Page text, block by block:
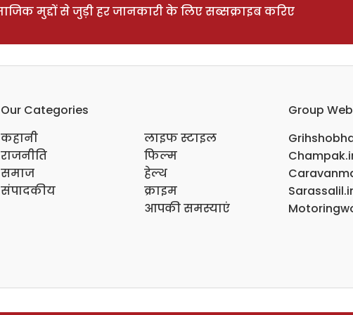
मुद्दों से जुड़ी हर जानकारी के लिए सब्सक्राइब करिए
Our Categories
कहानी
राजनीति
समाज
संपादकीय
लाइफ स्टाइल
फिल्म
हेल्थ
क्राइम
आपकी समस्याएं
Group